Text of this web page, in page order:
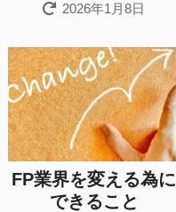
2026年1月8日
FP業界を変える為に
できること